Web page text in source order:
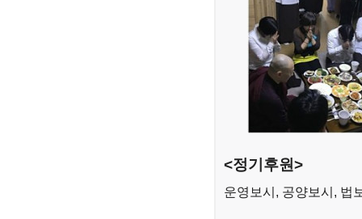
<정기후원>
운영보시, 공양보시, 법